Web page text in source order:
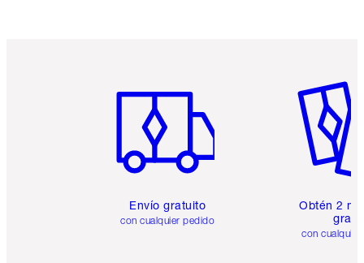
Envío gratuito
con cualquier pedido
Obtén 2
gratis
con